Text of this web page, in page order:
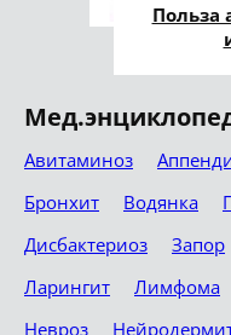
Польза
Авитаминоз
Бронхит
Водянка
Дисбактериоз
Запор
Ларингит
Лимфома
Невроз